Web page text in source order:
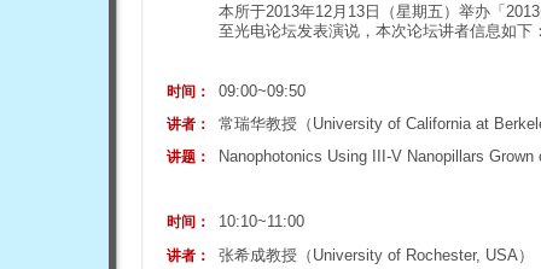
本所于2013年12月13日（星期五）举办「
至光电论坛发表演说，本次论坛讲者信息如下
时间： 09:00~09:50
讲者： 常瑞华教授（ University of California at
讲题： Nanophotonics Using III-V Nanopillars Grown
时间： 10:10~11:00
讲者： 张希成教授（ University of Rochester, USA）